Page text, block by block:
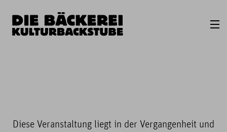
Diese Veranstaltung liegt in der Vergangenheit und